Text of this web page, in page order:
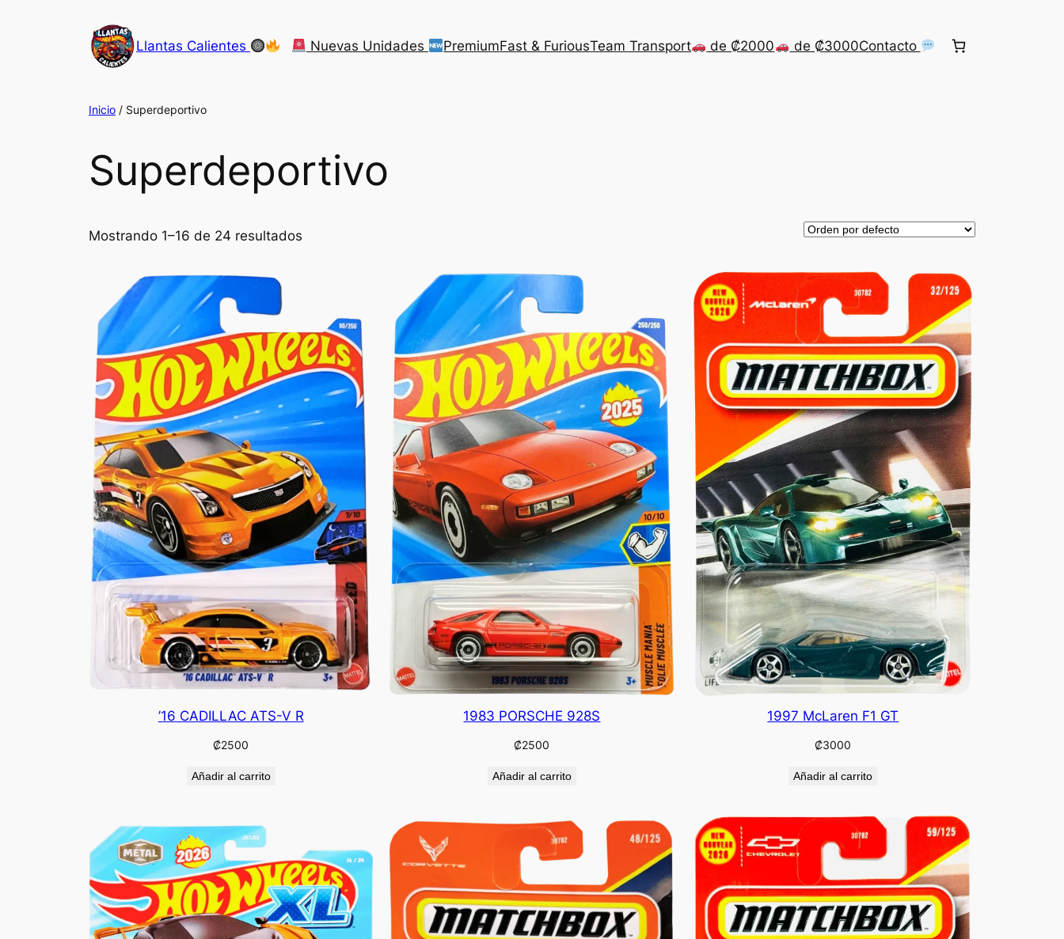
Llantas Calientes Nuevas Unidades PremiumFast & FuriousTeam Transport de ₡2000 de ₡3000Contacto
Inicio / Superdeportivo
Superdeportivo
Mostrando 1–16 de 24 resultados
’16 CADILLAC ATS-V R
₡2500
Añadir al carrito
1983 PORSCHE 928S
₡2500
Añadir al carrito
1997 McLaren F1 GT
₡3000
Añadir al carrito